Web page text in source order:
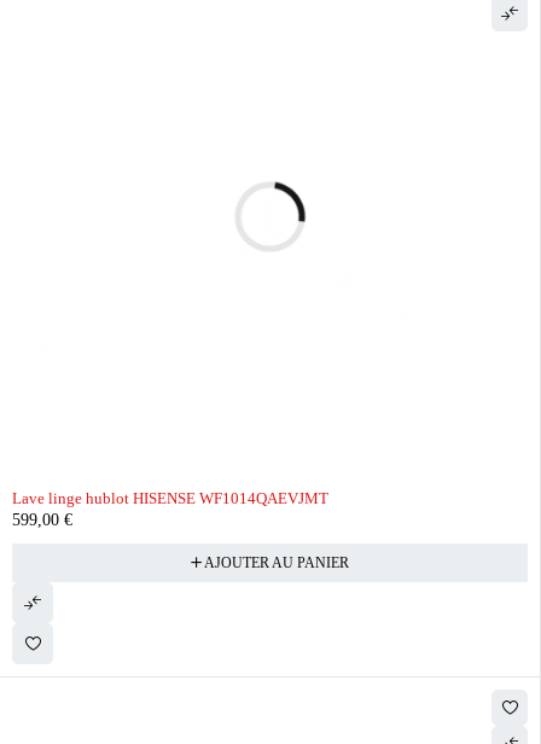
Lave linge hublot HISENSE WF1014QAEVJMT
599,00 €
AJOUTER AU PANIER